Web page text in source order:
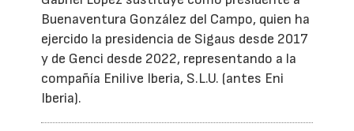
Buenaventura González del Campo, quien ha
ejercido la presidencia de Sigaus desde 2017
y de Genci desde 2022, representando a la
compañía Enilive Iberia, S.L.U. (antes Eni
Iberia).